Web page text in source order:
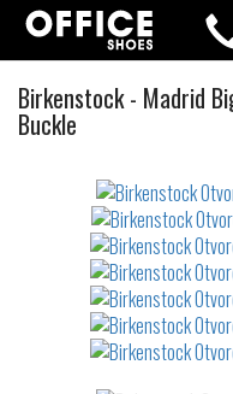
Birkenstock Otvorene
- Madrid
Buckle
waterproof
waterrepellent